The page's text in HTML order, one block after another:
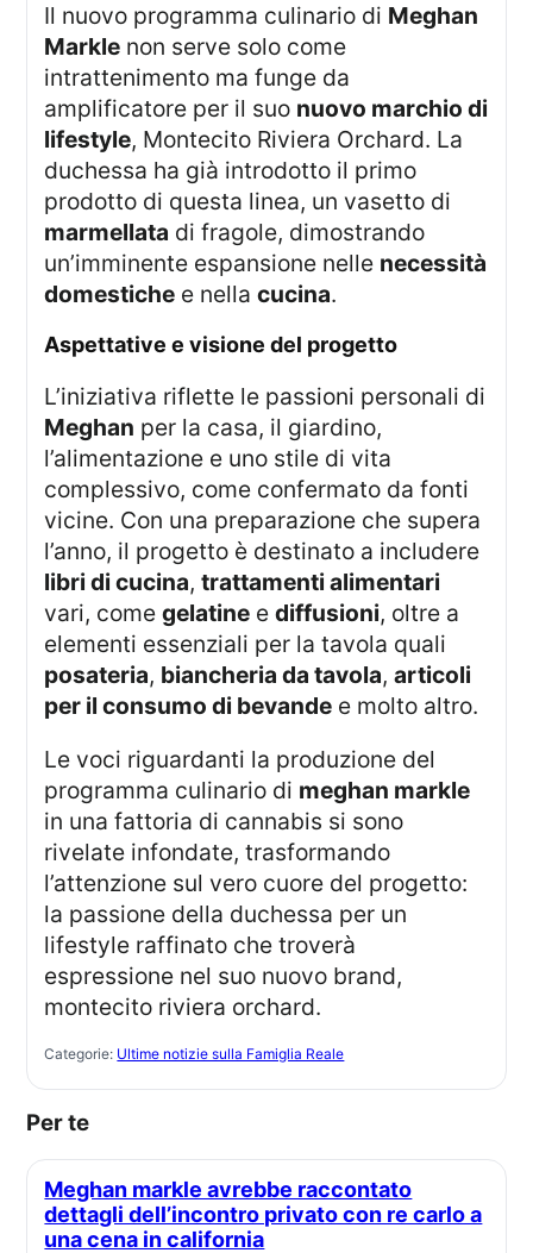
Il nuovo programma culinario di Meghan
Markle non serve solo come
intrattenimento ma funge da
amplificatore per il suo nuovo marchio di
lifestyle, Montecito Riviera Orchard. La
duchessa ha già introdotto il primo
prodotto di questa linea, un vasetto di
marmellata di fragole, dimostrando
un’imminente espansione nelle necessità
domestiche e nellacucina.
Aspettative e visione del progetto
L’iniziativa riflette le passioni personali di
Meghan per la casa, il giardino,
l’alimentazione e uno stile di vita
complessivo, come confermato da fonti
vicine. Con una preparazione che supera
l’anno, il progetto è destinato a includere
libri di cucina,trattamenti alimentari
vari, comegelatine ediffusioni, oltre a
elementi essenziali per la tavola quali
posateria, biancheria da tavola,articoli
per il consumo di bevande e molto altro.
Le voci riguardanti la produzione del
programma culinario di meghan markle
in una fattoria di cannabis si sono
rivelate infondate, trasformando
l’attenzione sul vero cuore del progetto:
la passione della duchessa per un
lifestyle raffinato che troverà
espressione nel suo nuovo brand,
montecito riviera orchard.
Categorie: Ultime notizie sulla Famiglia Reale
Per te
Meghan markle avrebbe raccontato
dettagli dell’incontro privato con re carlo a
una cena in california